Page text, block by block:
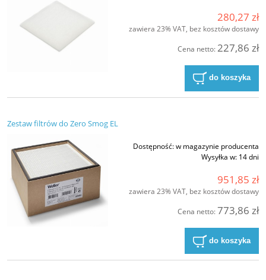
280,27 zł
zawiera 23% VAT, bez kosztów dostawy
Cena netto:227,86 zł
do koszyka
Zestaw filtrów do Zero Smog EL
Dostępność:w magazynie producenta
Wysyłka w: 14 dni
951,85 zł
zawiera 23% VAT, bez kosztów dostawy
Cena netto:773,86 zł
do koszyka